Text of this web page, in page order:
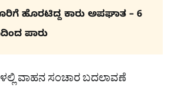
ಹೊರಟಿದ್ದ ಕಾರು ಅಪಘಾತ – 6
ಪಾರು
ವಾಹನ ಸಂಚಾರ ಬದಲಾವಣೆ